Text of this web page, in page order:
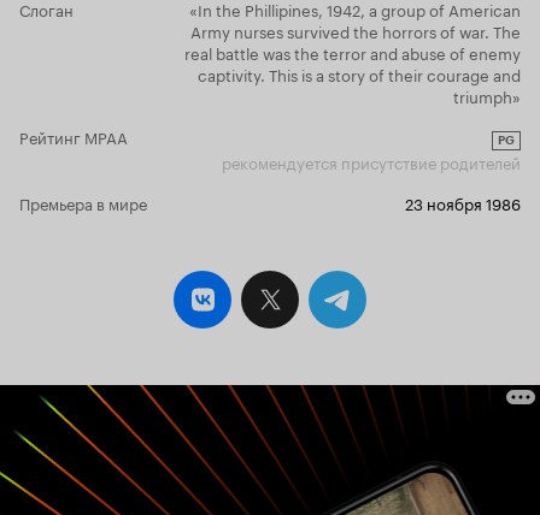
Слоган
«In the Phillipines, 1942, a group of American
Army nurses survived the horrors of war. The
real battle was the terror and abuse of enemy
captivity. This is a story of their courage and
triumph»
Рейтинг MPAA
PG
рекомендуется присутствие родителей
Премьера в мире
23 ноября 1986